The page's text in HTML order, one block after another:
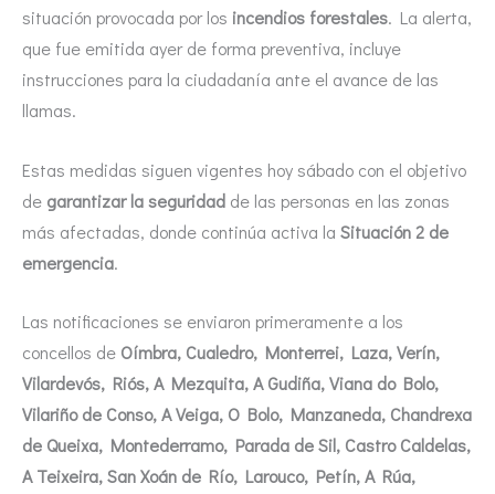
situación provocada por los incendios forestales. La alerta,
que fue emitida ayer de forma preventiva, incluye
instrucciones para la ciudadanía ante el avance de las
llamas.
Estas medidas siguen vigentes hoy sábado con el objetivo
de garantizar la seguridad de las personas en las zonas
más afectadas, donde continúa activa la Situación 2 de
emergencia.
Las notificaciones se enviaron primeramente a los
concellos de Oímbra, Cualedro, Monterrei, Laza, Verín,
Vilardevós, Riós, A Mezquita, A Gudiña, Viana do Bolo,
Vilariño de Conso, A Veiga, O Bolo, Manzaneda, Chandrexa
de Queixa, Montederramo, Parada de Sil, Castro Caldelas,
A Teixeira, San Xoán de Río, Larouco, Petín, A Rúa,